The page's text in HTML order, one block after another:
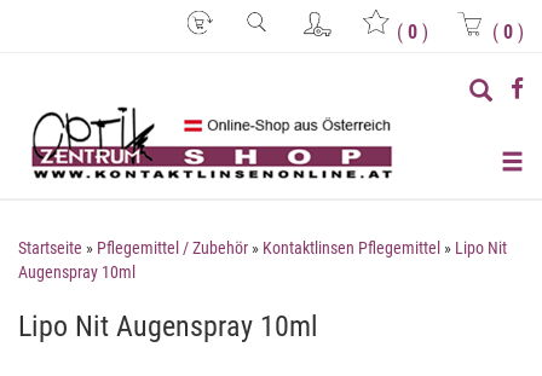
( 0 ) ( 0 )
Startseite » Pflegemittel / Zubehör » Kontaktlinsen Pflegemittel » Lipo Nit
Augenspray 10ml
Lipo Nit Augenspray 10ml